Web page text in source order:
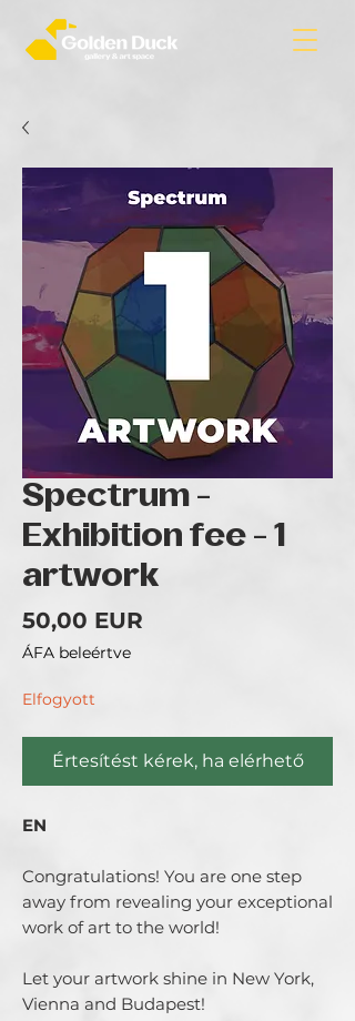
Spectrum -
Exhibition fee - 1
artwork
50,00 EUR
ÁFA beleértve
Elfogyott
Értesítést kérek, ha elérhető
EN
Congratulations! You are one step
away from revealing your exceptional
work of art to the world!
Let your artwork shine in New York,
Vienna and Budapest!